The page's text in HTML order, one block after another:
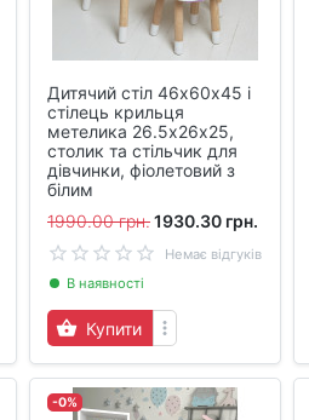
Дитячий стіл 46х60х45 і
стілець крильця
метелика 26.5х26х25,
столик та стільчик для
дівчинки, фіолетовий з
білим
1990.00 грн.1930.30 грн.
Немає відгуків
В наявності
Купити
-0%